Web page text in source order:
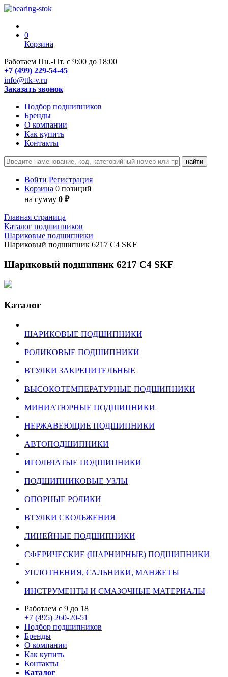
0
Корзина
Работаем Пн.-Пт. с 9:00 до 18:00
+7 (499) 229-54-45
info@ttk-v.ru
Заказать звонок
Подбор подшипников
Бренды
О компании
Как купить
Контакты
Войти Регистрация
Корзина 0 позиций
на сумму 0 ₽
Главная страница
Каталог подшипников
Шариковые подшипники
Шариковый подшипник 6217 C4 SKF
Шариковый подшипник 6217 C4 SKF
Каталог
ШАРИКОВЫЕ ПОДШИПНИКИ
РОЛИКОВЫЕ ПОДШИПНИКИ
ВТУЛКИ ЗАКРЕПИТЕЛЬНЫЕ
ВЫСОКОТЕМПЕРАТУРНЫЕ ПОДШИПНИКИ
МИНИАТЮРНЫЕ ПОДШИПНИКИ
НЕРЖАВЕЮЩИЕ ПОДШИПНИКИ
АВТОПОДШИПНИКИ
ИГОЛЬЧАТЫЕ ПОДШИПНИКИ
ПОДШИПНИКОВЫЕ УЗЛЫ
ОПОРНЫЕ РОЛИКИ
ВТУЛКИ СКОЛЬЖЕНИЯ
ЛИНЕЙНЫЕ ПОДШИПНИКИ
СФЕРИЧЕСКИЕ (ШАРНИРНЫЕ) ПОДШИПНИКИ
УПЛОТНЕНИЯ, САЛЬНИКИ, МАНЖЕТЫ
ИНСТРУМЕНТЫ И СМАЗОЧНЫЕ МАТЕРИАЛЫ
Работаем с 9 до 18
+7 (495) 260-20-51
Подбор подшипников
Бренды
О компании
Как купить
Контакты
Каталог